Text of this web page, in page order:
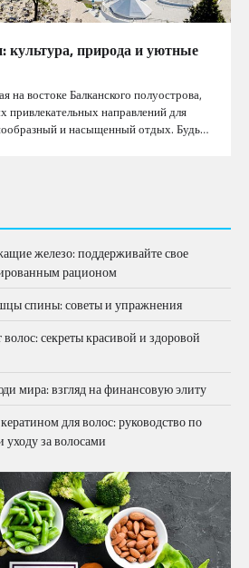
культура, природа и уютные
на востоке Балканского полуострова,
привлекательных направлений для
и насыщенный отдых. Будь…
железо: поддерживайте свое
рационом
спины: советы и упражнения
волос: секреты красивой и здоровой
мира: взгляд на финансовую элиту
для волос: руководство по
за волосами